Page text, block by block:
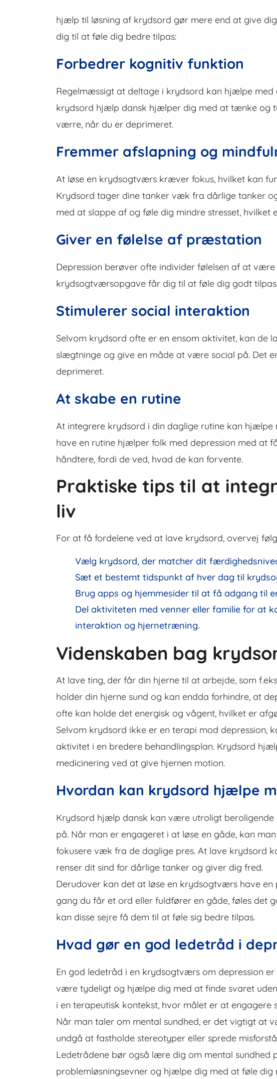
hjælp til løsning af krydsord gør mere end at give
dig til at føle dig bedre tilpas:
Forbedrer kognitiv funktion
Regelmæssigt at deltage i krydsord kan hjælpe
krydsord hjælp dansk hjælper dig med at tænke og
værre, når du er deprimeret.
Fremmer afslapning og
At løse en krydsogtværs kræver fokus, hvilket kan
Krydsord tager dine tanker væk fra dårlige tanker
med at slappe af og føle dig mindre stresset, hvilket
Giver en følelse af præstation
Depression berøver ofte individer følelsen af at være
krydsogtværsopgave får dig til at føle dig godt
Stimulerer social interaktion
Selvom krydsord ofte er en ensom aktivitet, kan de
slægtninge og give en måde at være social på. Det
deprimeret.
At skabe en rutine
At integrere krydsord i din daglige rutine kan hjælpe
have en rutine hjælper folk med depression med at
håndtere, fordi de ved, hvad de kan forvente.
Praktiske tips til at
liv
For at få fordelene ved at lave krydsord, overvej
Vælg krydsord, der matcher dit
Sæt et bestemt tidspunkt af hver dag til
Brug apps og hjemmesider til at få adgang til
Del aktiviteten med venner eller familie for at
interaktion og hjernetræning.
Videnskaben bag
At lave ting, der får din hjerne til at arbejde, som
holder din hjerne sund og kan endda forhindre, at
ofte kan holde det energisk og vågent, hvilket er
Selvom krydsord ikke er en terapi mod depression,
aktivitet i en bredere behandlingsplan. Krydsord
medicinering ved at give hjernen motion.
Hvordan kan krydsord hjælpe
Krydsord hjælp dansk kan være utroligt
på. Når man er engageret i at løse en gåde, kan
fokusere væk fra de daglige pres. At lave krydsord
renser dit sind for dårlige tanker og giver dig fred.
Derudover kan det at løse en krydsogtværs have
gang du får et ord eller fuldfører en gåde, føles det
kan disse sejre få dem til at føle sig bedre tilpas.
Hvad gør en god ledetråd i
En god ledetråd i en krydsogtværs om depression
være tydeligt og hjælpe dig med at finde svaret
i en terapeutisk kontekst, hvor målet er at engagere
Når man taler om mental sundhed, er det vigtigt at
undgå at fastholde stereotyper eller sprede
Ledetrådene bør også lære dig om mental sundhed
problemløsningsevner og hjælpe dig med at føle dig